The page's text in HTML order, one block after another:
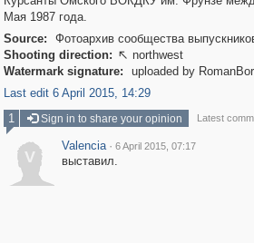
Мая 1987 года.
Source:
Фотоархив сообщества
Shooting direction:  northwest
Watermark signature:
uploaded by
Last edit 6 April 2015, 14:29
1
Sign in to share your opinion Latest
V
Valencia · 6 April 2015, 07:17
выставил.